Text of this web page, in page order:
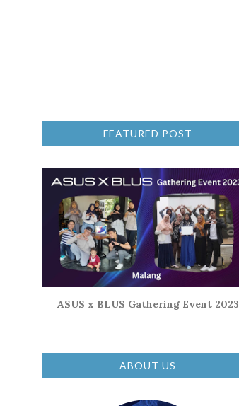
FEATURED POST
ASUS x BLUS Gathering Event 2023
ABOUT US